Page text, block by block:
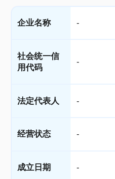
企业名称 -
社会统一信
用代码
-
法定代表人 -
经营状态 -
成立日期 -